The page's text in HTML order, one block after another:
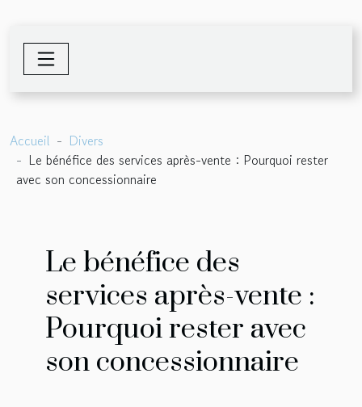
Accueil
Divers
Le bénéfice des services après-vente : Pourquoi rester
avec son concessionnaire
Le bénéfice des
services après-vente :
Pourquoi rester avec
son concessionnaire